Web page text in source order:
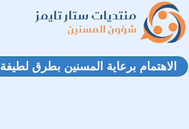
منتديات ستار تايمز
شؤون المسنين
الاهتمام برعاية المسنين بطرق لطيفة